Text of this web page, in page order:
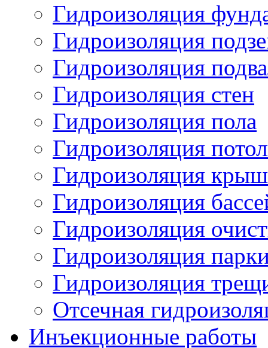
Гидроизоляция
Гидроизоляция
Гидроизоляция
Гидроизоляция стен
Гидроизоляция пола
Гидроизоляция
Гидроизоляция
Гидроизоляция
Гидроизоляция
Гидроизоляция
Гидроизоляция
Отсечная
Инъекционные работы